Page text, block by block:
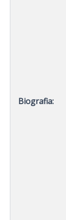
Biografia: